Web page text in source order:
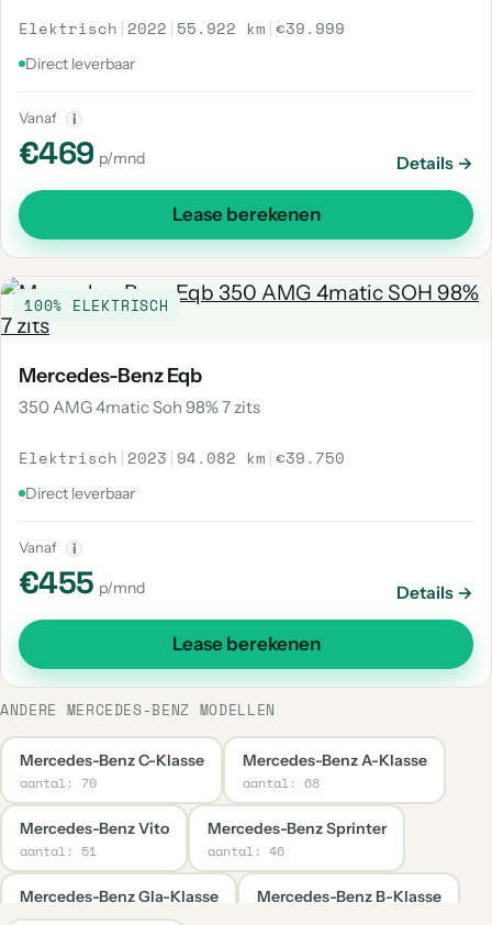
Elektrisch | 2022 | 55.922 km |€39.999
Direct leverbaar
Vanaf i
€469 p/mnd Details →
Lease berekenen
100% ELEKTRISCH
Mercedes-Benz Eqb
350 AMG 4matic Soh 98% 7 zits
Elektrisch | 2023 | 94.082 km |€39.750
Direct leverbaar
Vanaf i
€455 p/mnd Details →
Lease berekenen
ANDERE MERCEDES-BENZ MODELLEN
Mercedes-Benz C-Klasse
aantal: 70
Mercedes-Benz A-Klasse
aantal: 68
Mercedes-Benz Vito
aantal: 51
Mercedes-Benz Sprinter
aantal: 46
Mercedes-Benz Gla-Klasse
aantal: 39
Mercedes-Benz B-Klasse